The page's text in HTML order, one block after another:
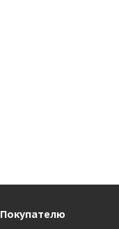
Покупателю